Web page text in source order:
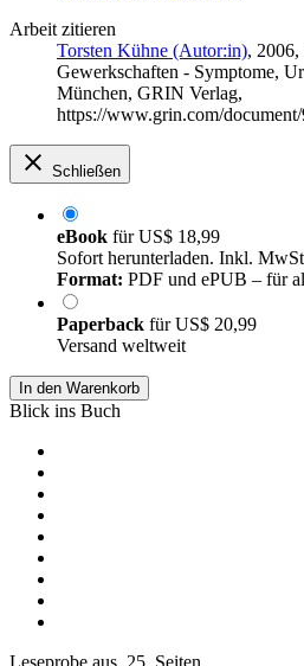
Arbeit zitieren
Torsten Kühne (Autor:in), 2006,
Gewerkschaften - Symptome,
München, GRIN Verlag,
https://www.grin.com/
Schließen
eBook fürUS$ 18,99
Sofort herunterladen. Inkl.
Format: PDF und ePUB – für
Paperback fürUS$ 20,99
Versand weltweit
In den Warenkorb
Blick ins Buch
Leseprobe aus 25 Seiten